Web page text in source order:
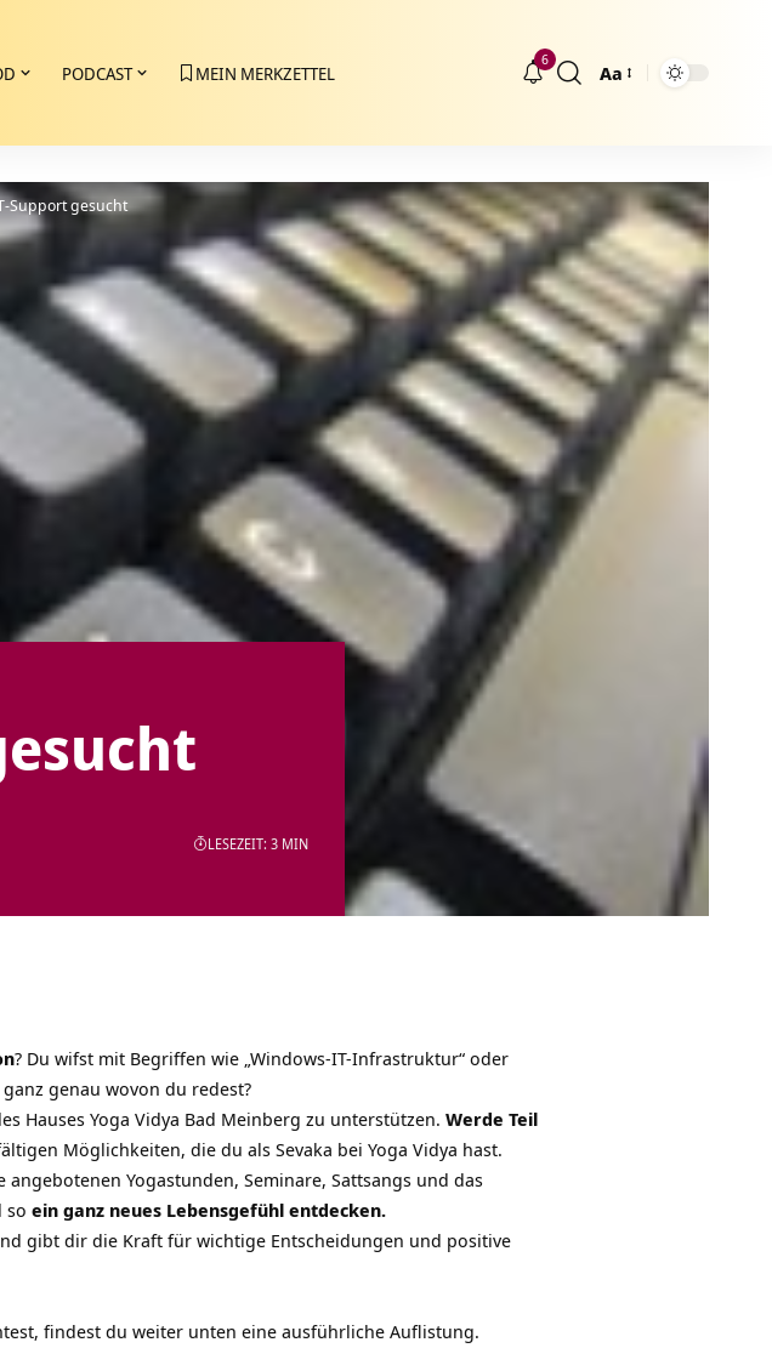
PODCAST MEIN MERKZETTEL
6
Größenänderung
Aa
Support gesucht
LESEZEIT: 3 MIN
? Du wifst mit Begriffen wie „Windows-IT-Infrastruktur“ oder
genau wovon du redest?
Hauses Yoga Vidya Bad Meinberg zu unterstützen. Werde Teil
Möglichkeiten, die du als Sevaka bei Yoga Vidya hast.
angebotenen Yogastunden, Seminare, Sattsangs und das
so ein ganz neues Lebensgefühl entdecken.
gibt dir die Kraft für wichtige Entscheidungen und positive
findest du weiter unten eine ausführliche Auflistung.